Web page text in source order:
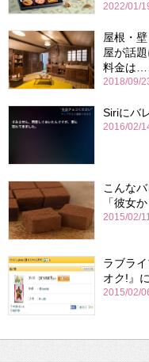
2022/01/
屋根・
屋が話
料金は
2018/09/
Siriにバ
2016/02/
こんな
「彼女
2015/02/
ラブラ
オク!』
2015/02/